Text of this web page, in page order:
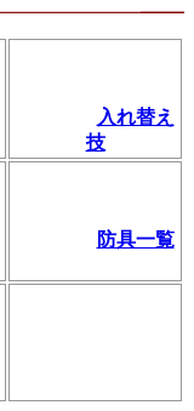
入れ替え
技
防具一覧